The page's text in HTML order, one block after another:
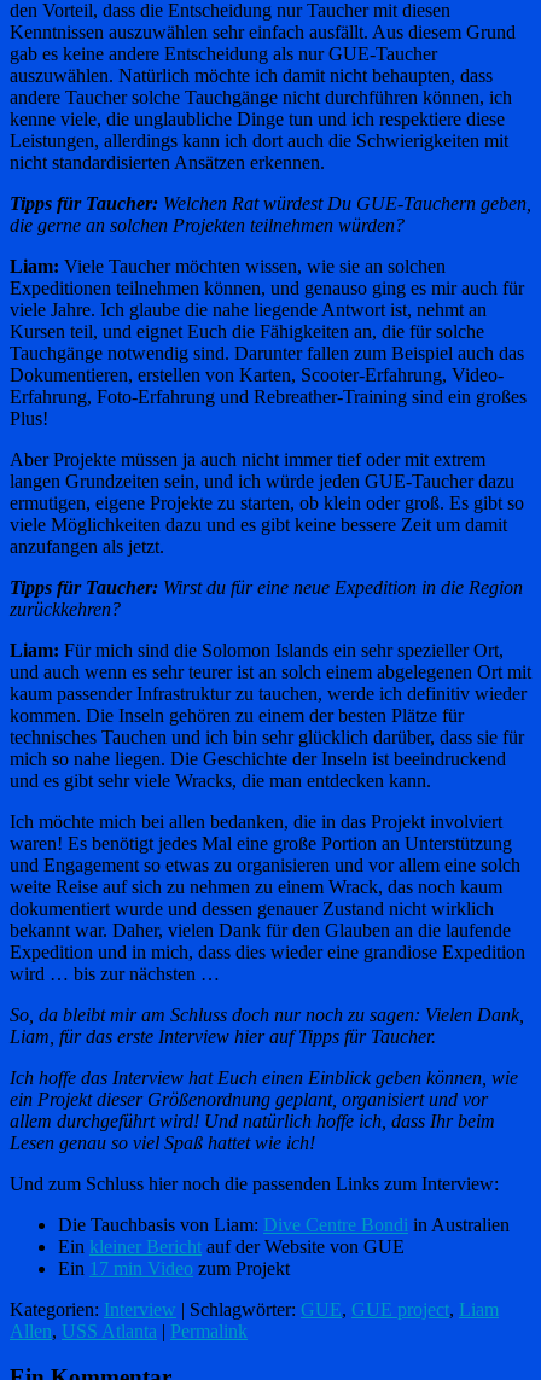
den Vorteil, dass die Entscheidung nur Taucher mit diesen
Kenntnissen auszuwählen sehr einfach ausfällt. Aus diesem Grund
gab es keine andere Entscheidung als nur GUE-Taucher
auszuwählen. Natürlich möchte ich damit nicht behaupten, dass
andere Taucher solche Tauchgänge nicht durchführen können, ich
kenne viele, die unglaubliche Dinge tun und ich respektiere diese
Leistungen, allerdings kann ich dort auch die Schwierigkeiten mit
nicht standardisierten Ansätzen erkennen.
Tipps für Taucher: Welchen Rat würdest Du GUE-Tauchern geben,
die gerne an solchen Projekten teilnehmen würden?
Liam: Viele Taucher möchten wissen, wie sie an solchen
Expeditionen teilnehmen können, und genauso ging es mir auch für
viele Jahre. Ich glaube die nahe liegende Antwort ist, nehmt an
Kursen teil, und eignet Euch die Fähigkeiten an, die für solche
Tauchgänge notwendig sind. Darunter fallen zum Beispiel auch das
Dokumentieren, erstellen von Karten, Scooter-Erfahrung, Video-
Erfahrung, Foto-Erfahrung und Rebreather-Training sind ein großes
Plus!
Aber Projekte müssen ja auch nicht immer tief oder mit extrem
langen Grundzeiten sein, und ich würde jeden GUE-Taucher dazu
ermutigen, eigene Projekte zu starten, ob klein oder groß. Es gibt so
viele Möglichkeiten dazu und es gibt keine bessere Zeit um damit
anzufangen als jetzt.
Tipps für Taucher: Wirst du für eine neue Expedition in die Region
zurückkehren?
Liam: Für mich sind die Solomon Islands ein sehr spezieller Ort,
und auch wenn es sehr teurer ist an solch einem abgelegenen Ort mit
kaum passender Infrastruktur zu tauchen, werde ich definitiv wieder
kommen. Die Inseln gehören zu einem der besten Plätze für
technisches Tauchen und ich bin sehr glücklich darüber, dass sie für
mich so nahe liegen. Die Geschichte der Inseln ist beeindruckend
und es gibt sehr viele Wracks, die man entdecken kann.
Ich möchte mich bei allen bedanken, die in das Projekt involviert
waren! Es benötigt jedes Mal eine große Portion an Unterstützung
und Engagement so etwas zu organisieren und vor allem eine solch
weite Reise auf sich zu nehmen zu einem Wrack, das noch kaum
dokumentiert wurde und dessen genauer Zustand nicht wirklich
bekannt war. Daher, vielen Dank für den Glauben an die laufende
Expedition und in mich, dass dies wieder eine grandiose Expedition
wird … bis zur nächsten …
So, da bleibt mir am Schluss doch nur noch zu sagen: Vielen Dank,
Liam, für das erste Interview hier auf Tipps für Taucher.
Ich hoffe das Interview hat Euch einen Einblick geben können, wie
ein Projekt dieser Größenordnung geplant, organisiert und vor
allem durchgeführt wird! Und natürlich hoffe ich, dass Ihr beim
Lesen genau so viel Spaß hattet wie ich!
Und zum Schluss hier noch die passenden Links zum Interview:
Die Tauchbasis von Liam: Dive Centre Bondi in Australien
Ein kleiner Bericht auf der Website von GUE
Ein 17 min Video zum Projekt
Kategorien: Interview | Schlagwörter: GUE, GUE project, Liam
Allen, USS Atlanta | Permalink